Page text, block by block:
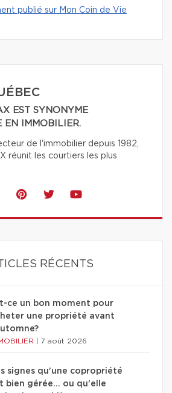
publié sur Mon Coin de Vie
EST SYNONYME
EN IMMOBILIER.
de l'immobilier depuis 1982,
réunit les courtiers les plus
RÉCENTS
ce un bon moment pour
une propriété avant
7 août 2026
signes qu'une copropriété
bien gérée… ou qu'elle